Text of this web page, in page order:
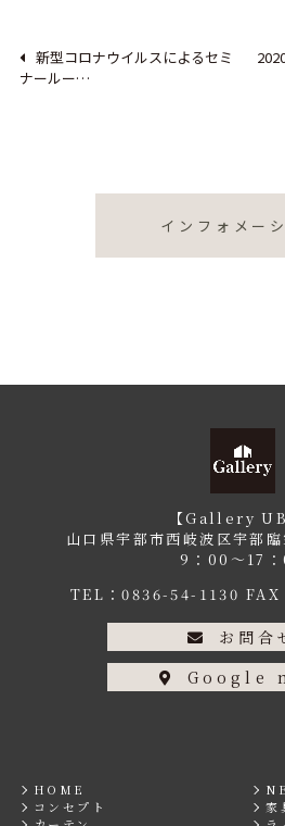
新型コロナウイルスによるセミ
ナールー…
インフォメー
【Gallery
山口県宇部市西岐波区宇部
9：00〜17
TEL：0836-54-1130
お問合
Google
HOME
コンセプト
家